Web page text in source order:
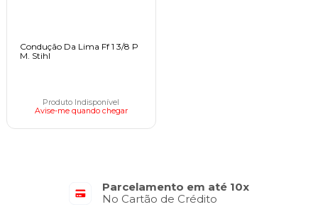
Condução Da Lima Ff 1 3/8 P
M. Stihl
Produto Indisponível
Avise-me quando chegar
Parcelamento em até 10x
No Cartão de Crédito